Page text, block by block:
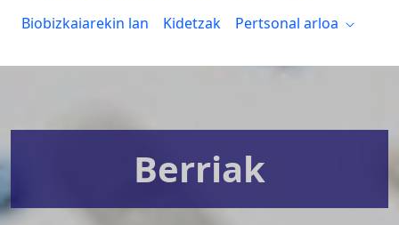
Biobizkaiarekin lan
Kidetzak Pertsonal arloa
Berriak